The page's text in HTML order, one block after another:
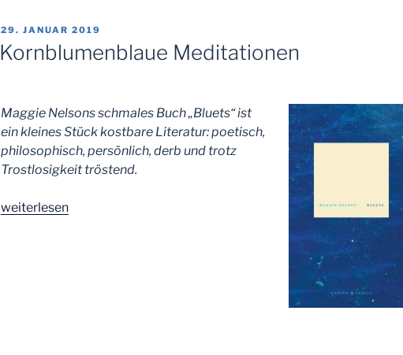
VERÖFFENTLICHT
AM
29. JANUAR 2019
Kornblumenblaue Meditationen
Maggie Nelsons schmales Buch „Bluets“ ist
ein kleines Stück kostbare Literatur: poetisch,
philosophisch, persönlich, derb und trotz
Trostlosigkeit tröstend.
„Kornblumenblaue
weiterlesen